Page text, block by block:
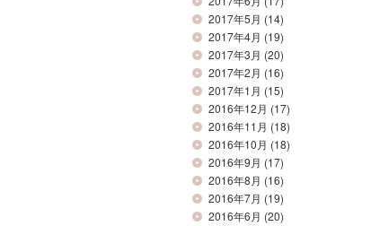
2017年5月 (14)
2017年4月 (19)
2017年3月 (20)
2017年2月 (16)
2017年1月 (15)
2016年12月 (17)
2016年11月 (18)
2016年10月 (18)
2016年9月 (17)
2016年8月 (16)
2016年7月 (19)
2016年6月 (20)